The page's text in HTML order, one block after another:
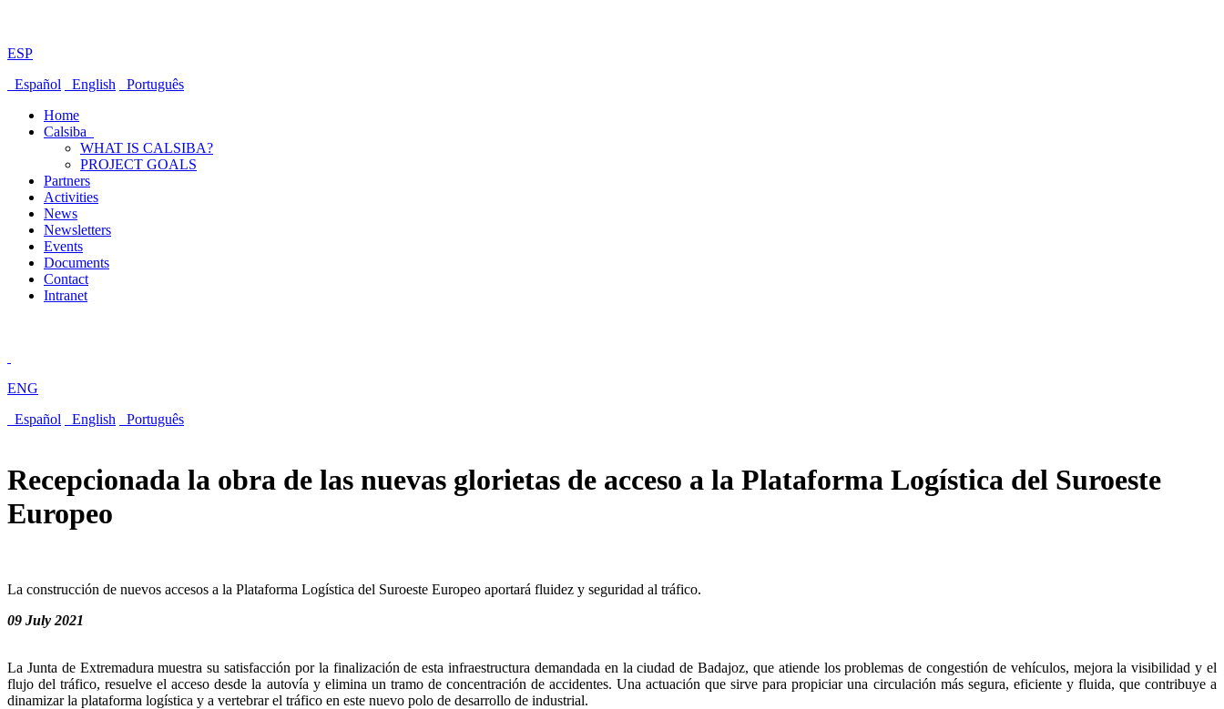
ESP
Español
English
Português
Home
Calsiba
WHAT IS CALSIBA?
PROJECT GOALS
Partners
Activities
News
Newsletters
Events
Documents
Contact
Intranet
ENG
Español
English Português
Recepcionada la obra de las nuevas glorietas de acceso a la Plataforma Logística del Suroeste
Europeo
La construcción de nuevos accesos a la Plataforma Logística del Suroeste Europeo aportará fluidez y seguridad al tráfico.
09 July 2021
La Junta de Extremadura muestra su satisfacción por la finalización de esta infraestructura demandada en la ciudad de Badajoz, que atiende los problemas de congestión de vehículos, mejora la visibilidad y el
flujo del tráfico, resuelve el acceso desde la autovía y elimina un tramo de concentración de accidentes. Una actuación que sirve para propiciar una circulación más segura, eficiente y fluida, que contribuye a
dinamizar la plataforma logística y a vertebrar el tráfico en este nuevo polo de desarrollo de industrial.